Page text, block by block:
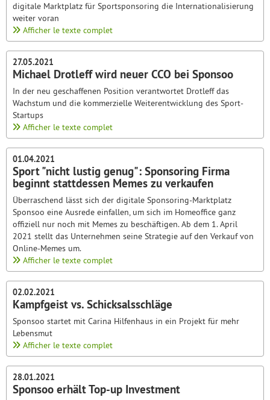
digitale Marktplatz für Sportsponsoring die Internationalisierung
weiter voran
Afficher le texte complet
27.05.2021
Michael Drotleff wird neuer CCO bei Sponsoo
In der neu geschaffenen Position verantwortet Drotleff das
Wachstum und die kommerzielle Weiterentwicklung des Sport-
Startups
Afficher le texte complet
01.04.2021
Sport "nicht lustig genug": Sponsoring Firma
beginnt stattdessen Memes zu verkaufen
Überraschend lässt sich der digitale Sponsoring-Marktplatz
Sponsoo eine Ausrede einfallen, um sich im Homeoffice ganz
offiziell nur noch mit Memes zu beschäftigen. Ab dem 1. April
2021 stellt das Unternehmen seine Strategie auf den Verkauf von
Online-Memes um.
Afficher le texte complet
02.02.2021
Kampfgeist vs. Schicksalsschläge
Sponsoo startet mit Carina Hilfenhaus in ein Projekt für mehr
Lebensmut
Afficher le texte complet
28.01.2021
Sponsoo erhält Top-up Investment